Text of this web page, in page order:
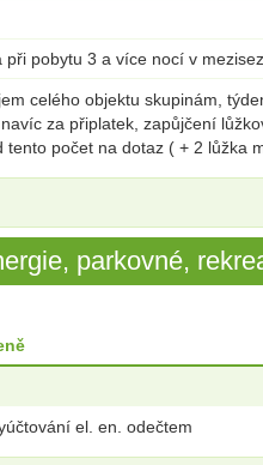
pobytu 3 a více nocí v
celého objektu skupinám,
za připlatek, zapůjčení
počet na dotaz ( + 2 lůžka
parkovné,
el. en. odečtem